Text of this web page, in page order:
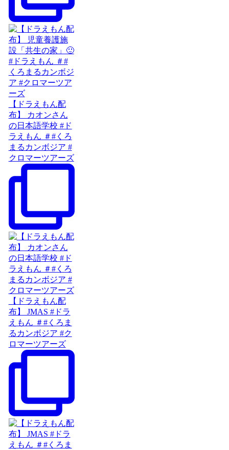
【ドラえもん配
布】 カオンさん
の日本語学校 #ド
ラえもん ＃#くろ
まるカンボジア #
クロマーツアーズ
【ドラえもん配
布】 JMAS #ドラ
えもん ＃#くろま
るカンボジア #ク
ロマーツアーズ